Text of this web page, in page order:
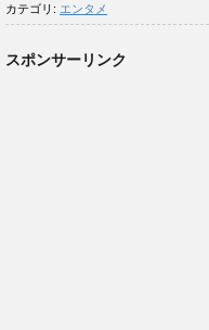
カテゴリ: エンタメ
スポンサーリンク